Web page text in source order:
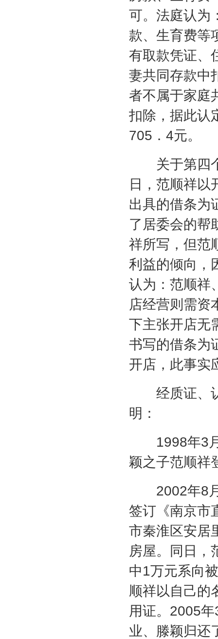
可。法庭认为
款、生育费等
有取款凭证、
妻共同存款中
者不属于家庭
扣除，据此认
705 ． 4元。
关于第四个
日，范顺祥以
出具的借条为
了居委会的帮
祥所写，但范
利益的倾向，
认为：范顺祥
店经营则需资
下主张开店无
书写的借条为
开店，此事实
经质证、认
明：
1998年3
颖之子范顺祥
2002年8
签订《南京市
市秦淮区安居
房屋。同日，
中1万元系向
顺祥以自己的
用证。 2005年
业、滕颖归还